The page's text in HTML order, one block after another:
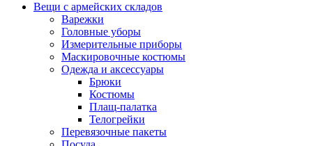
Вещи с армейских складов
Варежки
Головные уборы
Измерительные приборы
Маскировочные костюмы
Одежда и аксессуары
Брюки
Костюмы
Плащ-палатка
Телогрейки
Перевязочные пакеты